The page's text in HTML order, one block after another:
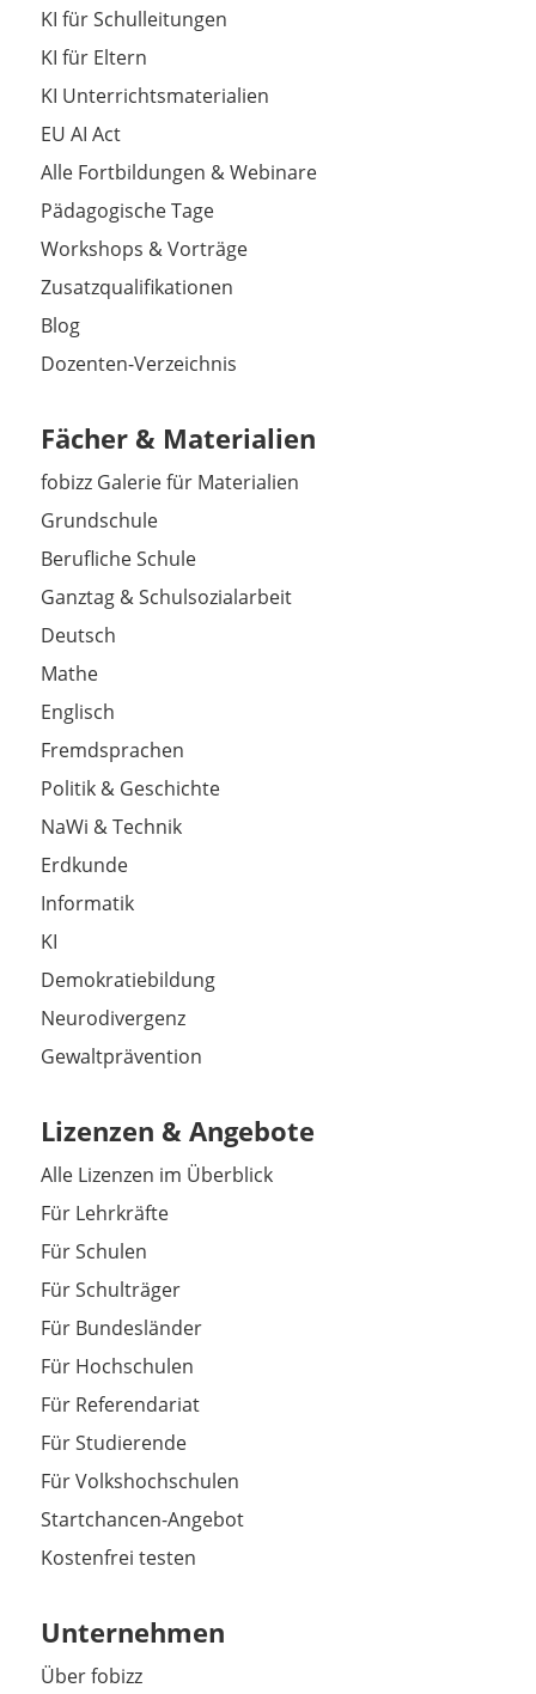
KI für Schulleitungen
KI für Eltern
KI Unterrichtsmaterialien
EU AI Act
Alle Fortbildungen & Webinare
Pädagogische Tage
Workshops & Vorträge
Zusatzqualifikationen
Blog
Dozenten-Verzeichnis
Fächer & Materialien
fobizz Galerie für Materialien
Grundschule
Berufliche Schule
Ganztag & Schulsozialarbeit
Deutsch
Mathe
Englisch
Fremdsprachen
Politik & Geschichte
NaWi & Technik
Erdkunde
Informatik
KI
Demokratiebildung
Neurodivergenz
Gewaltprävention
Lizenzen & Angebote
Alle Lizenzen im Überblick
Für Lehrkräfte
Für Schulen
Für Schulträger
Für Bundesländer
Für Hochschulen
Für Referendariat
Für Studierende
Für Volkshochschulen
Startchancen-Angebot
Kostenfrei testen
Unternehmen
Über fobizz